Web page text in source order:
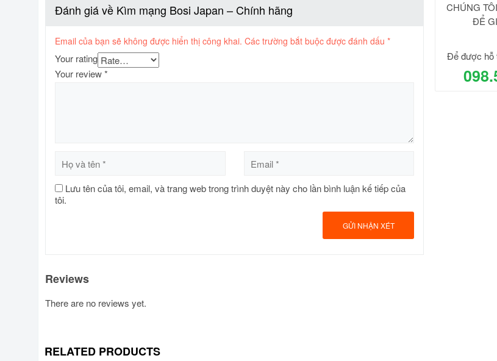
Đánh giá về Kìm mạng Bosi Japan – Chính hãng
Email của bạn sẽ không được hiển thị công khai. Các trường bắt buộc được đánh dấu *
Your rating
Your review*
Lưu tên của tôi, email, và trang web trong trình duyệt này cho lần bình luận kế tiếp của
tôi.
Reviews
There are no reviews yet.
CHÚNG
ĐỂ
Để được hỗ
RELATED PRODUCTS